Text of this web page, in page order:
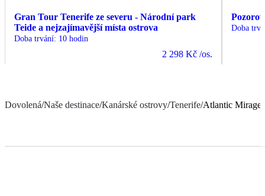
Gran Tour Tenerife ze severu - Národní park
Teide a nejzajímavější místa ostrova
Doba trvání: 10 hodin
2 298 Kč /os.
Doba
Dovolená/Naše destinace/Kanárské ostrovy/Tenerife/Atlantic Mirage